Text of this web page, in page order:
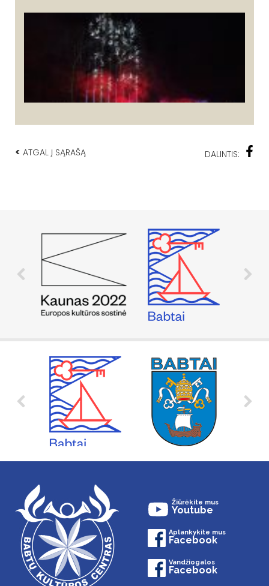
< ATGAL Į SĄRAŠĄ DALINTIS:
Žiūrėkite mus
Youtube
Aplankykite mus
Facebook
Vandžiogalos
Facebook